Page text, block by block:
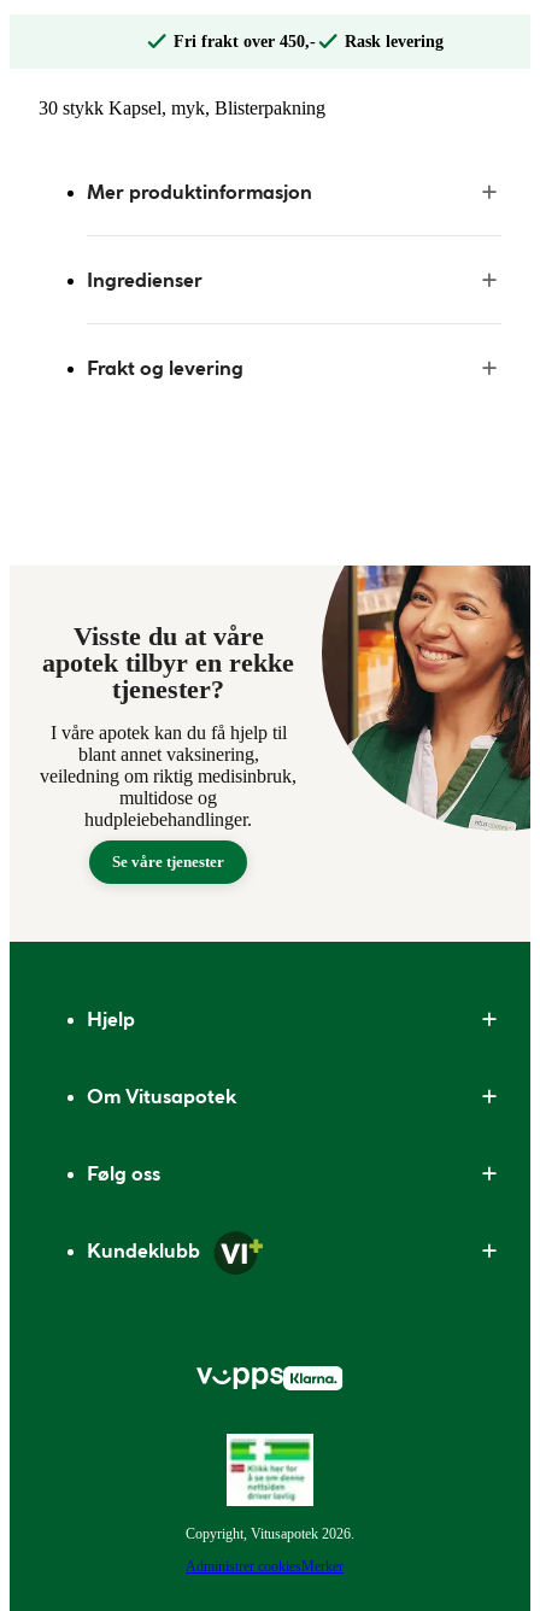
Fri frakt over 450,- Rask levering
30 stykk Kapsel, myk, Blisterpakning
Mer produktinformasjon
Ingredienser
Frakt og levering
Visste du at våre
apotek tilbyr en rekke
tjenester?
I våre apotek kan du få hjelp til
blant annet vaksinering,
veiledning om riktig medisinbruk,
multidose og
hudpleiebehandlinger.
Se våre tjenester
Hjelp
Om Vitusapotek
Følg oss
Kundeklubb
Copyright, Vitusapotek 2026.
Administrer cookiesMerker